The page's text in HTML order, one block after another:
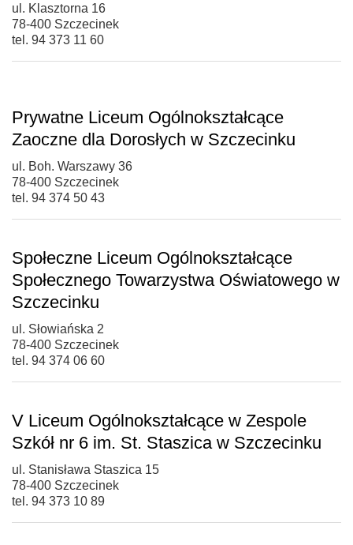
ul. Klasztorna 16
78-400 Szczecinek
tel. 94 373 11 60
Prywatne Liceum Ogólnokształcące
Zaoczne dla Dorosłych w Szczecinku
ul. Boh. Warszawy 36
78-400 Szczecinek
tel. 94 374 50 43
Społeczne Liceum Ogólnokształcące
Społecznego Towarzystwa Oświatowego w
Szczecinku
ul. Słowiańska 2
78-400 Szczecinek
tel. 94 374 06 60
V Liceum Ogólnokształcące w Zespole
Szkół nr 6 im. St. Staszica w Szczecinku
ul. Stanisława Staszica 15
78-400 Szczecinek
tel. 94 373 10 89